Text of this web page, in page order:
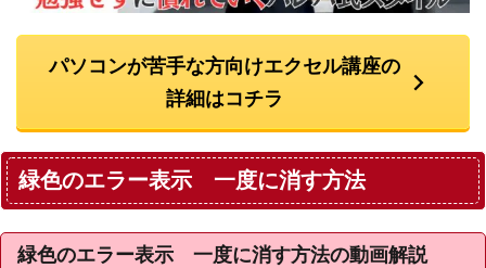
パソコンが苦手な方向けエクセル講座の
詳細はコチラ
緑色のエラー表示 一度に消す方法
緑色のエラー表示 一度に消す方法の動画解説